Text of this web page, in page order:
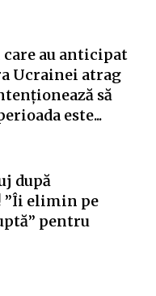
au anticipat
Ucrainei atrag
să
este...
după
”Îi elimin pe
pentru